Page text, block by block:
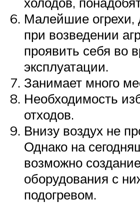
Малейшие
при возведении
проявить себя во
эксплуатации.
Занимает много
Необходимость
отходов.
Внизу воздух не
Однако на
возможно
оборудования с
подогревом.